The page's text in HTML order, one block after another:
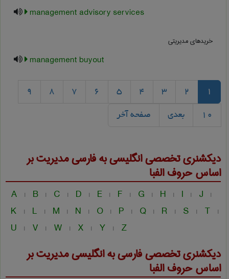
management advisory services
خریدهای مدیریتی
management buyout
1
2
3
4
5
6
7
8
9
10 بعدی صفحه آخر
دیکشنری تخصصی انگلیسی به فارسیمديريتبر
اساس حروف الفبا
A | B | C | D | E | F | G | H | I | J |
K | L | M | N | O | P | Q | R | S | T |
U | V | W | X | Y | Z
دیکشنری تخصصی فارسی به انگلیسیمديريتبر
اساس حروف الفبا